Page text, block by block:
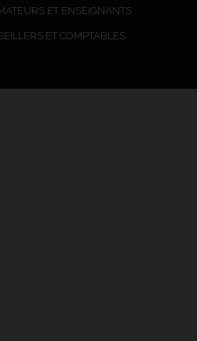
ET ENSEIGNANTS
ET COMPTABLES